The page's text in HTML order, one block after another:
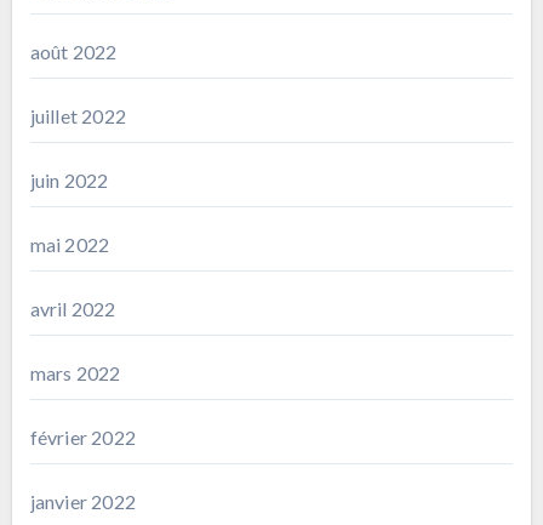
août 2022
juillet 2022
juin 2022
mai 2022
avril 2022
mars 2022
février 2022
janvier 2022